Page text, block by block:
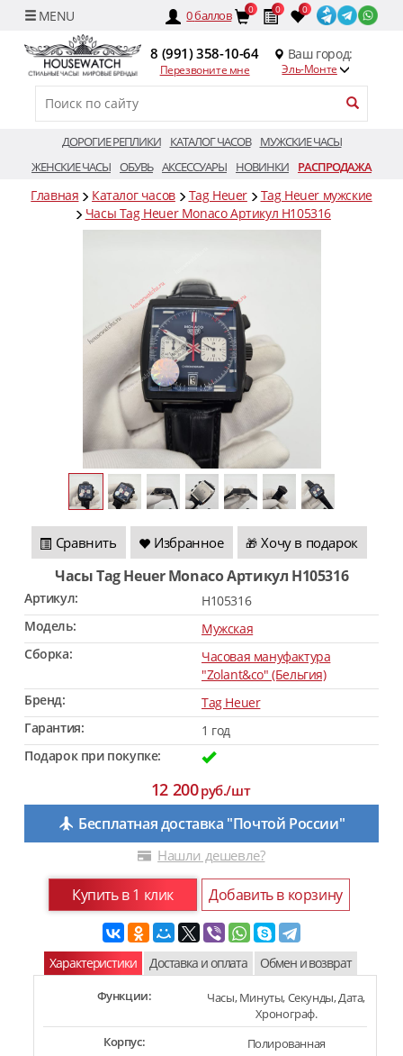
0баллов 0 0 0
8 (991) 358-10-64
Перезвоните мне
Ваш город:
Эль-Монте
ДОРОГИЕ РЕПЛИКИ КАТАЛОГ ЧАСОВ
МУЖСКИЕ ЧАСЫ
ЖЕНСКИЕ ЧАСЫ ОБУВЬ АКСЕССУАРЫ НОВИНКИ РАСПРОДАЖА
Главная Каталог часов Tag Heuer
Tag Heuer мужские
Часы Tag Heuer Monaco Артикул H105316
Сравнить Избранное 🎁 Хочу в подарок
Часы Tag Heuer Monaco Артикул H105316
Артикул:
H105316
Модель:
Мужская
Сборка:
Часовая мануфактура
"Zolant&co" (Бельгия)
Бренд:
Tag Heuer
Гарантия:
1 год
Подарок при покупке:
12 200руб./шт
Бесплатная доставка "Почтой России"
Нашли дешевле?
Купить в 1 клик Добавить в корзину
Характеристики Доставка и оплата Обмен и возврат
Функции:
Часы, Минуты, Секунды, Дата,
Хронограф.
Корпус:
Полированная